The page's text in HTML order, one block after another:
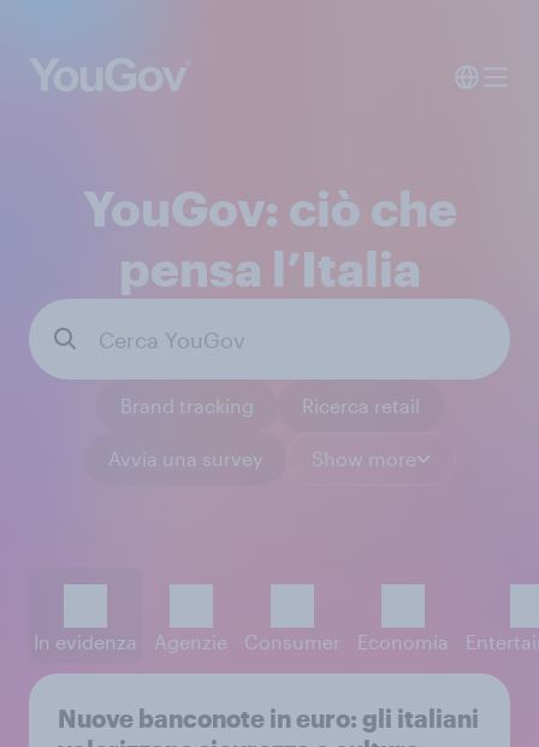
YouGov: ciò che
pensa l’Italia
Brand tracking Ricerca retail
Avvia una survey Show more
In evidenza Agenzie Consumer Economia
Nuove banconote in euro: gli italiani